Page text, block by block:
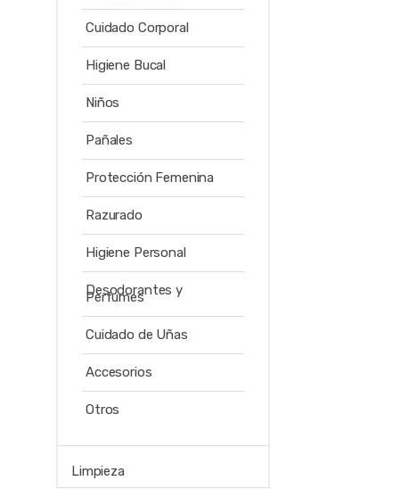
Cuidado Corporal
Higiene Bucal
Niños
Pañales
Protección Femenina
Razurado
Higiene Personal
Desodorantes y
Perfumes
Cuidado de Uñas
Accesorios
Otros
Limpieza